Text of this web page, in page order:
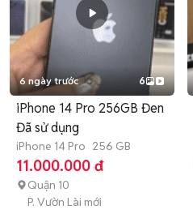
6 ngày trước 6
iPhone 14 Pro 256GB Đen
Đã sử dụng
iPhone 14 Pro 256 GB
11.000.000 đ
Quận 10
P. Vườn Lài mới